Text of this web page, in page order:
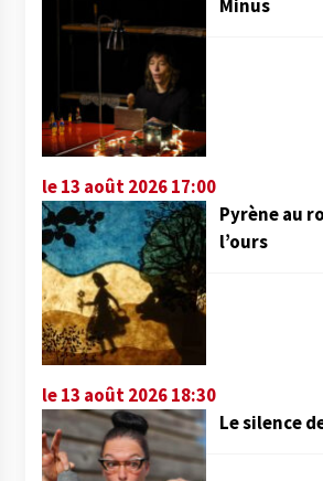
Minus
le 13 août 2026 17:00
Pyrène au
l’ours
le 13 août 2026 18:30
Le silence